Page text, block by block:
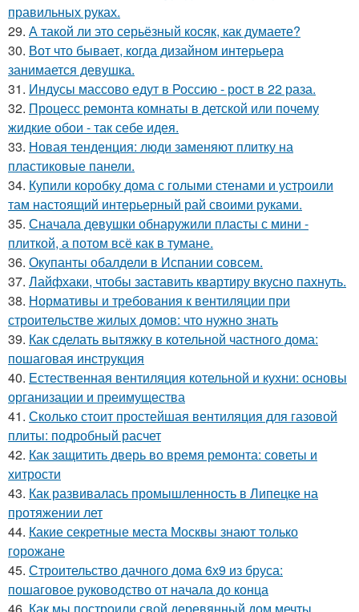
правильных руках.
29. А такой ли это серьёзный косяк, как думаете?
30. Вот что бывает, когда дизайном интерьера
занимается девушка.
31. Индусы массово едут в Россию - рост в 22 раза.
32. Процесс ремонта комнаты в детской или почему
жидкие обои - так себе идея.
33. Новая тенденция: люди заменяют плитку на
пластиковые панели.
34. Купили коробку дома с голыми стенами и устроили
там настоящий интерьерный рай своими руками.
35. Сначала девушки обнаружили пласты с мини -
плиткой, а потом всё как в тумане.
36. Окупанты обалдели в Испании совсем.
37. Лайфхаки, чтобы заставить квартиру вкусно пахнуть.
38. Нормативы и требования к вентиляции при
строительстве жилых домов: что нужно знать
39. Как сделать вытяжку в котельной частного дома:
пошаговая инструкция
40. Естественная вентиляция котельной и кухни: основы
организации и преимущества
41. Сколько стоит простейшая вентиляция для газовой
плиты: подробный расчет
42. Как защитить дверь во время ремонта: советы и
хитрости
43. Как развивалась промышленность в Липецке на
протяжении лет
44. Какие секретные места Москвы знают только
горожане
45. Строительство дачного дома 6х9 из бруса:
пошаговое руководство от начала до конца
46. Как мы построили свой деревянный дом мечты